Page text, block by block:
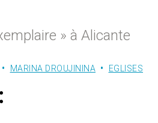
» à Alicante
MARINA DROUJININA
EGLISES